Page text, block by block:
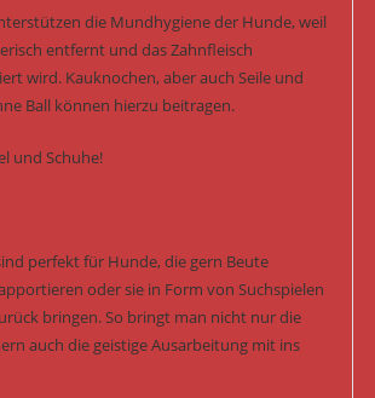
die Mundhygiene der Hunde, weil
entfernt und das Zahnfleisch
wird. Kauknochen, aber auch Seile und
Ball können hierzu beitragen.
und Schuhe!
perfekt für Hunde, die gern Beute
oder sie in Form von Suchspielen
bringen. So bringt man nicht nur die
auch die geistige Ausarbeitung mit ins